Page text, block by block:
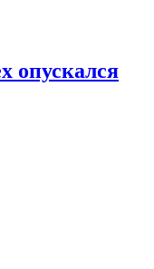
опускался